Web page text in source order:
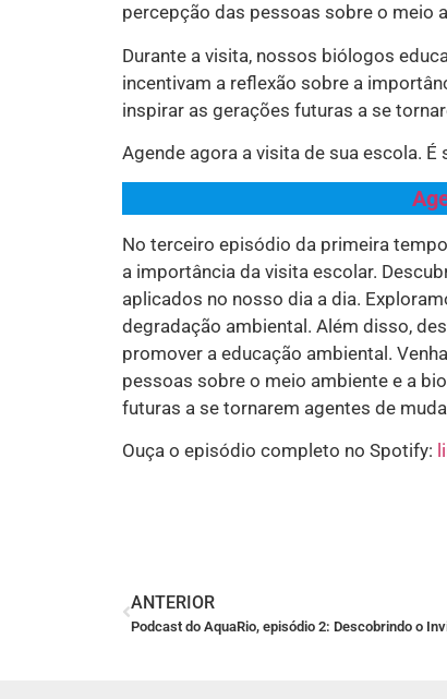
percepção das pessoas sobre o meio
Durante a visita, nossos biólogos
incentivam a reflexão sobre a
inspirar as gerações futuras a se
Agende agora a visita de sua escola. É
No terceiro episódio da primeira
a importância da visita escolar.
aplicados no nosso dia a dia.
degradação ambiental. Além disso,
promover a educação ambiental.
pessoas sobre o meio ambiente e a
futuras a se tornarem agentes de
Ouça o episódio completo no Spotify:
ANTERIOR
Podcast do AquaRio, episódio 2: Descobrindo o